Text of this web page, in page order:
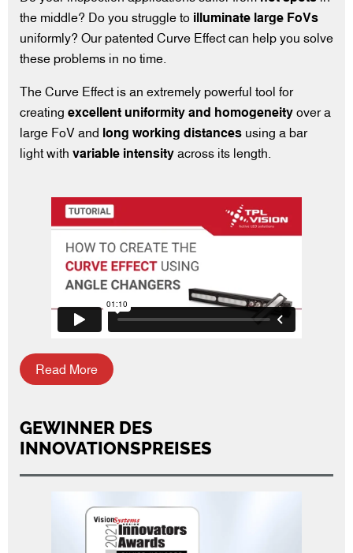
the middle? Do you struggle to illuminate large FoVs
uniformly? Our patented Curve Effect can help you solve
these problems in no time.
The Curve Effect is an extremely powerful tool for
creating excellent uniformity and homogeneity over a
large FoV and long working distances using a bar
light with variable intensity across its length.
Read More
GEWINNER DES
INNOVATIONSPREISES